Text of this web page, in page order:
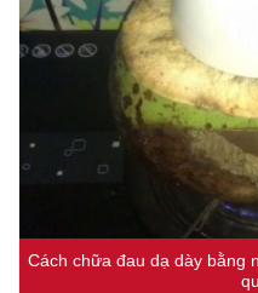
Cách chữa đau dạ dày bằng